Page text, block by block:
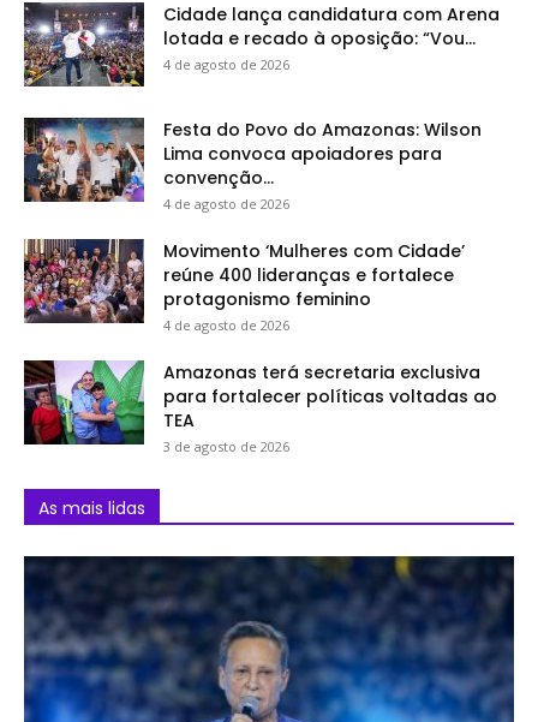
Cidade lança candidatura com Arena
lotada e recado à oposição: “Vou...
4 de agosto de 2026
Festa do Povo do Amazonas: Wilson
Lima convoca apoiadores para
convenção...
4 de agosto de 2026
Movimento ‘Mulheres com Cidade’
reúne 400 lideranças e fortalece
protagonismo feminino
4 de agosto de 2026
Amazonas terá secretaria exclusiva
para fortalecer políticas voltadas ao
TEA
3 de agosto de 2026
As mais lidas